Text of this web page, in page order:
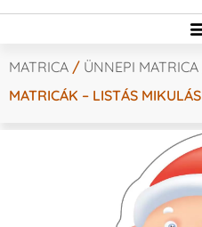
MATRICA / ÜNNEPI MATRICA
MATRICÁK – LISTÁS MIKULÁS